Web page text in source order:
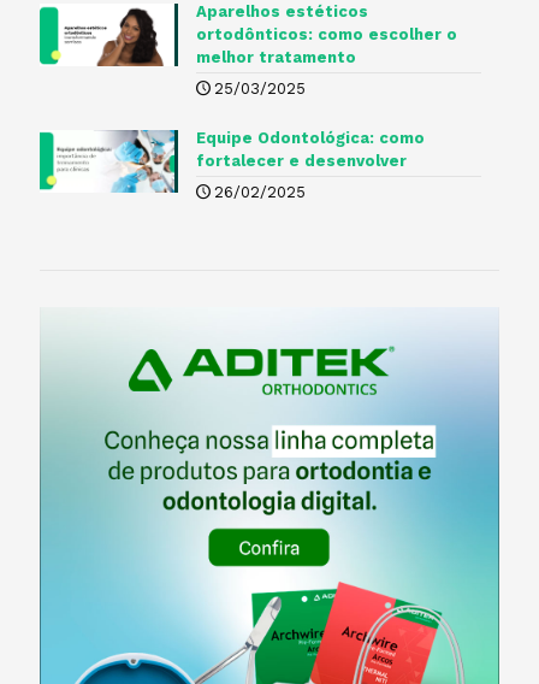
Aparelhos estéticos
ortodônticos: como escolher o
melhor tratamento
25/03/2025
Equipe Odontológica: como
fortalecer e desenvolver
26/02/2025